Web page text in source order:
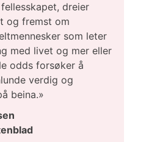
dreier
og fremst om
som leter
med livet og mer eller
odds forsøker å
verdig og
beina.»